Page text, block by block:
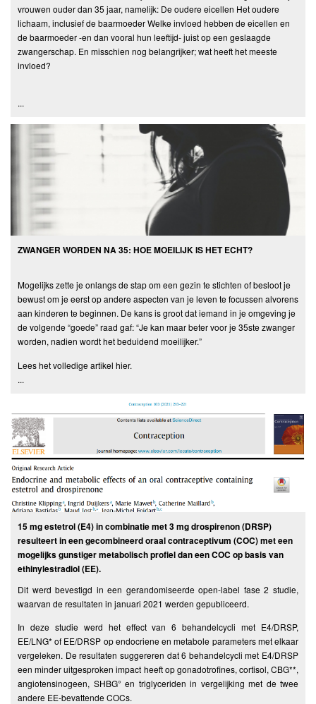
vrouwen ouder dan 35 jaar, namelijk: De oudere eicellen Het oudere
lichaam, inclusief de baarmoeder Welke invloed hebben de eicellen en
de baarmoeder -en dan vooral hun leeftijd- juist op een geslaagde
zwangerschap. En misschien nog belangrijker; wat heeft het meeste
invloed?
...
ZWANGER WORDEN NA 35: HOE MOEILIJK IS HET ECHT?
Mogelijks zette je onlangs de stap om een gezin te stichten of besloot je
bewust om je eerst op andere aspecten van je leven te focussen alvorens
aan kinderen te beginnen. De kans is groot dat iemand in je omgeving je
de volgende “goede” raad gaf: “Je kan maar beter voor je 35ste zwanger
worden, nadien wordt het beduidend moeilijker.”
Lees het volledige artikel hier.
...
15 mg estetrol (E4) in combinatie met 3 mg drospirenon (DRSP)
resulteert in een gecombineerd oraal contraceptivum (COC) met een
mogelijks gunstiger metabolisch profiel dan een COC op basis van
ethinylestradiol (EE).
Dit werd bevestigd in een gerandomiseerde open-label fase 2 studie,
waarvan de resultaten in januari 2021 werden gepubliceerd.
In deze studie werd het effect van 6 behandelcycli met E4/DRSP,
EE/LNG* of EE/DRSP op endocriene en metabole parameters met elkaar
vergeleken. De resultaten suggereren dat 6 behandelcycli met E4/DRSP
een minder uitgesproken impact heeft op gonadotrofines, cortisol, CBG**,
angiotensinogeen, SHBG° en triglyceriden in vergelijking met de twee
andere EE-bevattende COCs.